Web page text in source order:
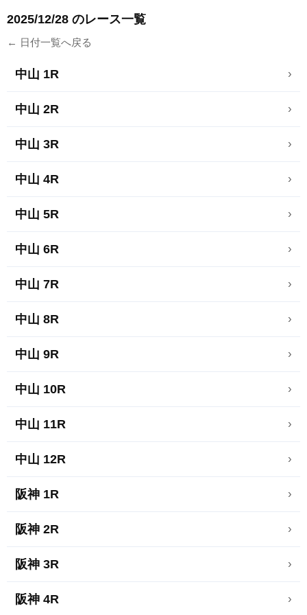
2025/12/28 のレース一覧
← 日付一覧へ戻る
中山 1R ›
中山 2R ›
中山 3R ›
中山 4R ›
中山 5R ›
中山 6R ›
中山 7R ›
中山 8R ›
中山 9R ›
中山 10R ›
中山 11R ›
中山 12R ›
阪神 1R ›
阪神 2R ›
阪神 3R ›
阪神 4R ›